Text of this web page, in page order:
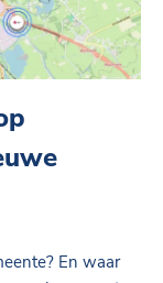
En waar